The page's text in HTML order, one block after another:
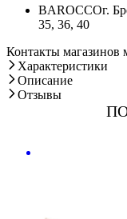
BAROCCOг.
35, 36, 40
Контакты магазинов
Характеристики
Описание
Отзывы